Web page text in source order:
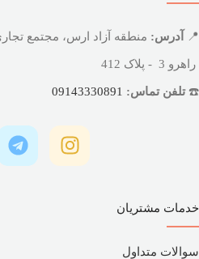
📍 آدرس: منطقه آزاد ارس، مجتمع
راهرو 3 - پلاک 412
☎️تلفن تماس: 09143330891
خدمات مشتریان
سوالات متداول